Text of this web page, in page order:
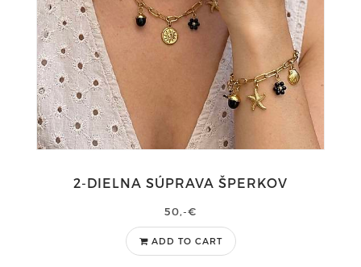
2-DIELNA SÚPRAVA ŠPERKOV
50,-€
ADD TO CART